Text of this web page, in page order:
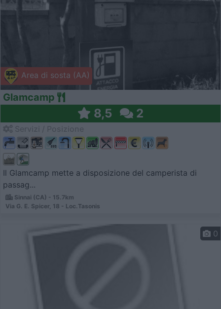
Area di sosta (AA)
Glamcamp
8,5 2
Il Glamcamp mette a disposizione del camperista di
passag...
Sinnai (CA) - 15.7km
Via G. E. Spicer, 18 - Loc.Tasonis
0